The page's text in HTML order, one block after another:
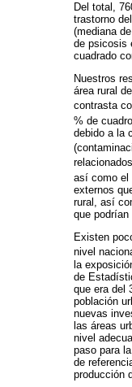
Del total,
trastorno
(mediana
de psicosis
cuadrado
Nuestros
área rural
contrasta
% de
debido a la
así como el
externos
rural, así
que
Existen
nivel
la
de
que era del
población
nuevas
las áreas
nivel
paso para
de
producción